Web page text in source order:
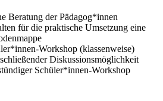
Beratung der Pädagog*innen
für die praktische Umsetzung eine
Workshop (klassenweise)
Diskussionsmöglichkeit
Schüler*innen-Workshop